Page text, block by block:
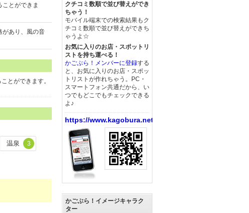
とができま
があり、風の音
とができます。
温泉 3
クチコミ数順で並び替えができ
ちゃう！
モバイル端末での検索結果もク
チコミ数順で並び替えができち
ゃうよ☆
お気に入りのお店・スポットリ
ストを持ち運べる！
かごぶら！メンバーに登録する
と、お気に入りのお店・スポッ
トリストが作れちゃう。PC・
スマートフォン共通だから、い
つでもどこでもチェックできる
よ♪
https://www.kagobura.net/
かごぶら！イメージキャラク
ター